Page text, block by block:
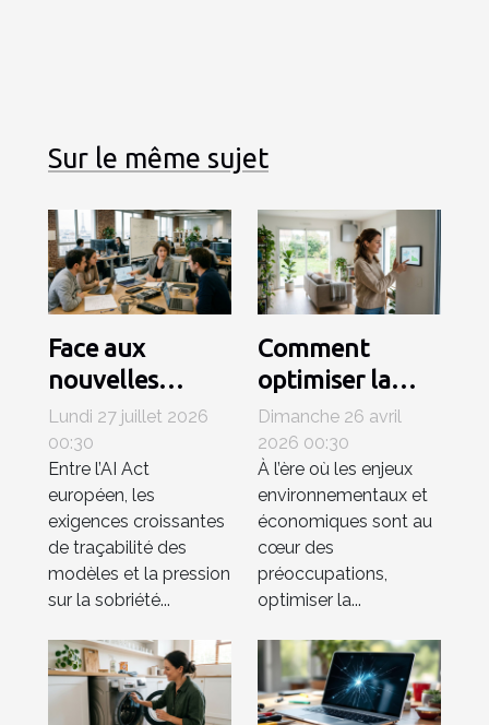
Sur le même sujet
Face aux
nouvelles
régulations,
comment le
matériel
influence-t-il la
compétitivité
en ia ?
Lundi 27 juillet 2026
00:30
Entre l’AI Act
européen, les
exigences croissantes
de traçabilité des
modèles et la pression
sur la sobriété...
Comment
optimiser la
consommation
énergétique
grâce à des
systèmes de
ventilation
avancés ?
Dimanche 26 avril
2026 00:30
À l’ère où les enjeux
environnementaux et
économiques sont au
cœur des
préoccupations,
optimiser la...